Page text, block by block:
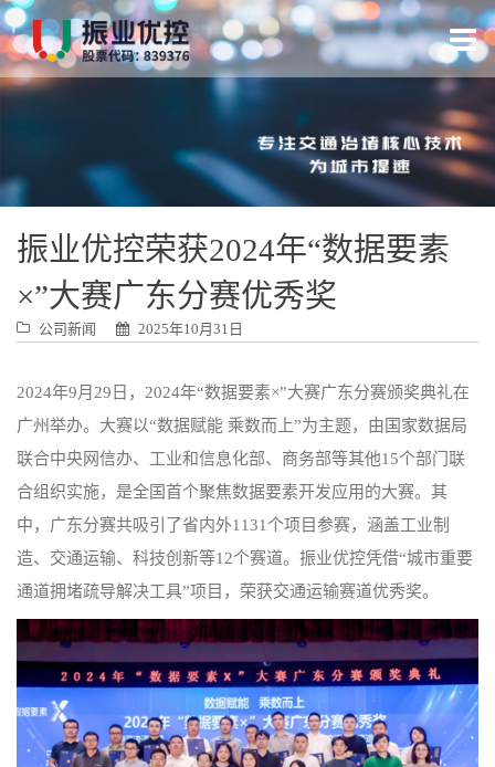
跳
转
到
内
振业优控荣获2024年“数据要素
×”大赛广东分赛优秀奖
公司新闻 2025年10月31日
2024年9月29日，2024年“数据要素×”大赛广东分赛颁奖典礼在
广州举办。大赛以“数据赋能 乘数而上”为主题，由国家数据局
联合中央网信办、工业和信息化部、商务部等其他15个部门联
合组织实施，是全国首个聚焦数据要素开发应用的大赛。其
中，广东分赛共吸引了省内外1131个项目参赛，涵盖工业制
造、交通运输、科技创新等12个赛道。振业优控凭借“城市重要
通道拥堵疏导解决工具”项目，荣获交通运输赛道优秀奖。